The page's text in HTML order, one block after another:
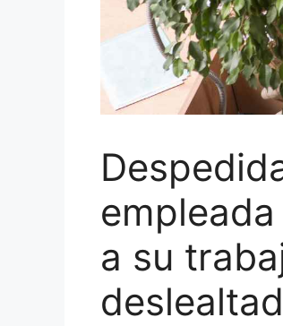
a su
deslealtad